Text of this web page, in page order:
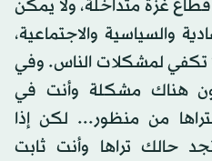
غزة متداخلة، ولا يمكن
والسياسية والاجتماعية،
تكفي لمشكلات الناس. وفي
هناك مشكلة وأنت في
من منظور... لكن إذا
حالك تراها وأنت ثابت